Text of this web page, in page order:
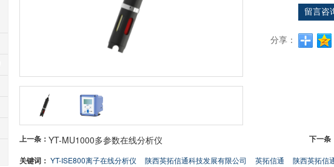
留言咨
分享：
上一条： YT-MU1000多参数在线分析仪
下一条
关键词： YT-ISE800离子在线分析仪 陕西英拓信通科技发展有限公司 英拓信通 陕西英拓信